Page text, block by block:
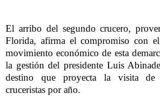
El arribo del segundo crucero,
Florida, afirma el compromiso con
movimiento económico de esta
la gestión del presidente Luis
destino que proyecta la visita
cruceristas por año.